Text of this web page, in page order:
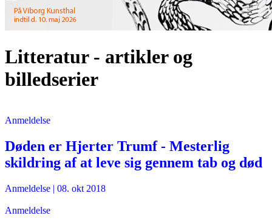
Litteratur - artikler og
billedserier
Anmeldelse
Døden er Hjerter Trumf - Mesterlig
skildring af at leve sig gennem tab og død
Anmeldelse | 08. okt 2018
Anmeldelse